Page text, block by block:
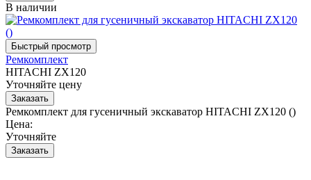
В наличии
Ремкомплект
HITACHI ZX120
Уточняйте цену
Ремкомплект для гусеничный экскаватор HITACHI ZX120 ()
Цена:
Уточняйте